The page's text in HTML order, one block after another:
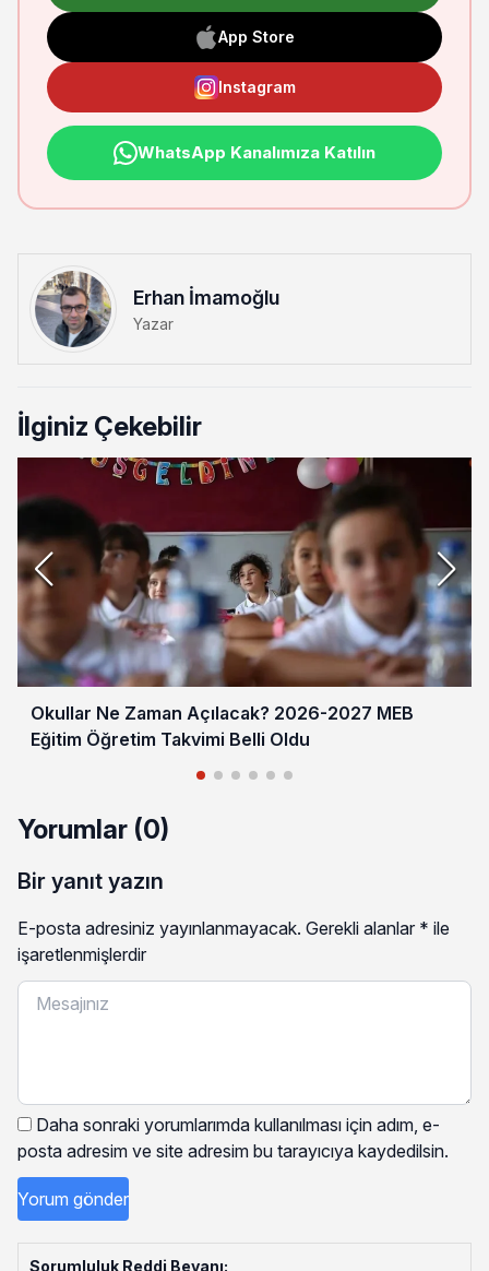
App Store
Instagram
WhatsApp Kanalımıza Katılın
Erhan İmamoğlu
Yazar
İlginiz Çekebilir
Okullar Ne Zaman Açılacak? 2026-2027 MEB
Eğitim Öğretim Takvimi Belli Oldu
Yorumlar (0)
Bir yanıt yazın
E-posta adresiniz yayınlanmayacak. Gerekli alanlar * ile
işaretlenmişlerdir
Daha sonraki yorumlarımda kullanılması için adım, e-
posta adresim ve site adresim bu tarayıcıya kaydedilsin.
Sorumluluk Reddi Beyanı: